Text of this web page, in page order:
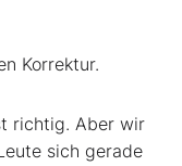
Korrektur.
richtig. Aber wir
sich gerade